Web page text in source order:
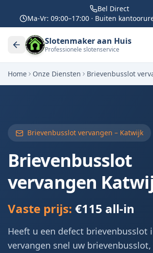
Bel Direct
Ma-Vr: 09:00–17:00 · Buiten
Slotenmaker aan Huis
Professionele slotenservice
Home Onze Diensten Brievenbusslot
Brievenbusslot vervangen – Katwijk
Brievenbusslot
vervangen
Vaste prijs: €115 all-in
Heeft u een defect brievenbusslot
vervangen snel uw